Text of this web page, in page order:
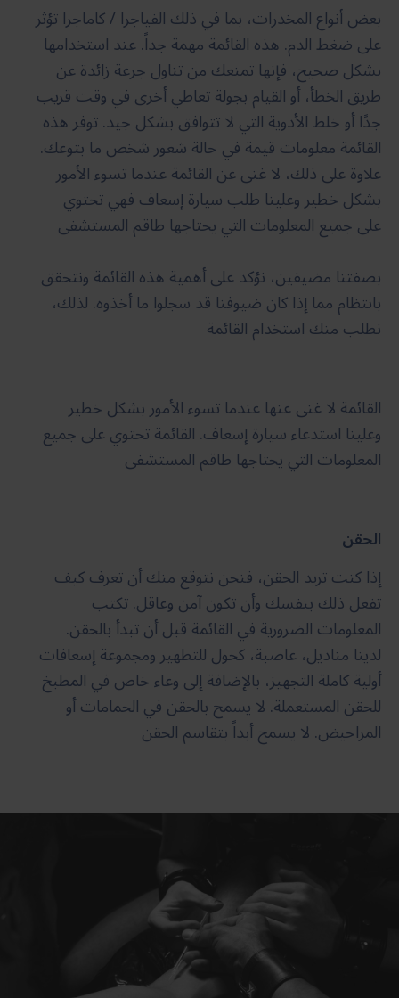
بعض أنواع المخدرات، بما في ذلك الفياجرا / كاماجرا تؤثر
على ضغط الدم. هذه القائمة مهمة جداً. عند استخدامها
بشكل صحيح، فإنها تمنعك من تناول جرعة زائدة عن
طريق الخطأ، أو القيام بجولة تعاطي أخرى في وقت قريب
جدًا أو خلط الأدوية التي لا تتوافق بشكل جيد. توفر هذه
القائمة معلومات قيمة في حالة شعور شخص ما بتوعك.
علاوة على ذلك، لا غنى عن القائمة عندما تسوء الأمور
بشكل خطير وعلينا طلب سيارة إسعاف فهي تحتوي
على جميع المعلومات التي يحتاجها طاقم المستشفى
بصفتنا مضيفين، نؤكد على أهمية هذه القائمة ونتحقق
بانتظام مما إذا كان ضيوفنا قد سجلوا ما أخذوه. لذلك،
نطلب منك استخدام القائمة
القائمة لا غنى عنها عندما تسوء الأمور بشكل خطير
وعلينا استدعاء سيارة إسعاف. القائمة تحتوي على جميع
المعلومات التي يحتاجها طاقم المستشفى
الحقن
إذا كنت تريد الحقن، فنحن نتوقع منك أن تعرف كيف
تفعل ذلك بنفسك وأن تكون آمن وعاقل. تكتب
المعلومات الضرورية في القائمة قبل أن تبدأ بالحقن.
لدينا مناديل، عاصبة، كحول للتطهير ومجموعة إسعافات
أولية كاملة التجهيز، بالإضافة إلى وعاء خاص في المطبخ
للحقن المستعملة. لا يسمح بالحقن في الحمامات أو
المراحيض. لا يسمح أبداً بتقاسم الحقن